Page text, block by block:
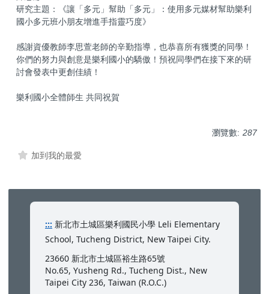
研究主題：《讓「多元」幫助「多元」：使用多元媒材幫助樂利
國小多元班小朋友增進手指靈巧度》
感謝資優教師李思萱老師的辛勤指導，也恭喜所有獲獎的同學！
你們的努力與創意是樂利國小的驕傲！預祝同學們在接下來的研
討會發表中更創佳績！
樂利國小全體師生 共同祝賀
瀏覽數: 287
加到我的最愛
::: 新北市土城區樂利國民小學 Leli Elementary
School, Tucheng District, New Taipei City.
23660 新北市土城區裕生路65號
No.65, Yusheng Rd., Tucheng Dist., New
Taipei City 236, Taiwan (R.O.C.)